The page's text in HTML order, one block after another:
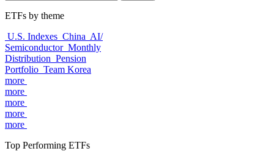
ETFs by theme
U.S. Indexes China AI/
Semiconductor Monthly
Distribution Pension
Portfolio Team Korea
more
more
more
more
more
Top Performing ETFs